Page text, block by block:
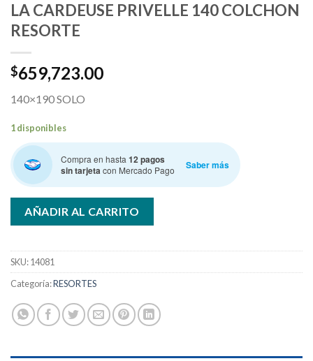
LA CARDEUSE PRIVELLE 140 COLCHON
RESORTE
$659,723.00
140×190 SOLO
1 disponibles
Compra en hasta 12 pagos
sin tarjetacon Mercado Pago Saber más
AÑADIR AL CARRITO
SKU:14081
Categoría:RESORTES